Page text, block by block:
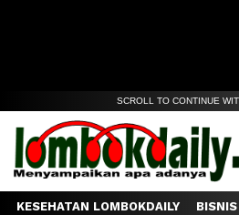
SCROLL TO CONTINUE
KESEHATAN LOMBOKDAILY